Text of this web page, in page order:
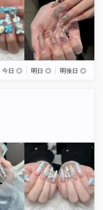
今日 ◎ 明日 ◎ 明後日 ◎